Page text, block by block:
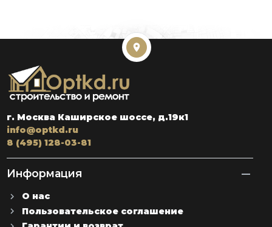
г. Москва Каширское шоссе, д.19к1
info@optkd.ru
8 (495) 128-03-81
Информация
О нас
Пользовательское соглашение